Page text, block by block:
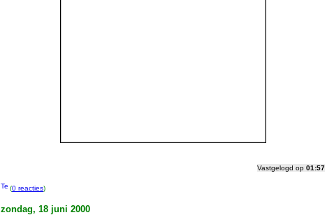
Vastgelogd op 01:57
(0 reacties)
zondag, 18 juni 2000